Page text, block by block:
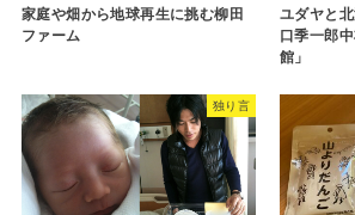
家庭や畑から地球再生に挑む柳田
ファーム
ユダヤと
口季一郎
館」
独り言